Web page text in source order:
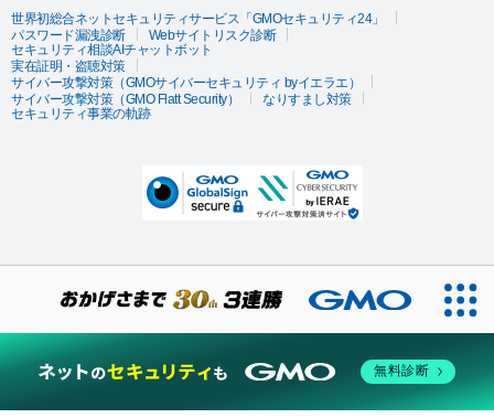
世界初総合ネットセキュリティサービス「GMOセキュリティ24」
パスワード漏洩診断
Webサイトリスク診断
セキュリティ相談AIチャットボット
実在証明・盗聴対策
サイバー攻撃対策（GMOサイバーセキュリティ byイエラエ）
サイバー攻撃対策（GMO Flatt Security）
なりすまし対策
セキュリティ事業の軌跡
無料診断